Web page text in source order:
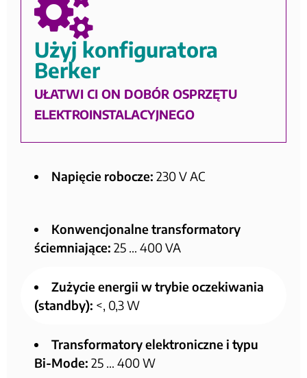
Użyj konfiguratora
Berker
UŁATWI CI ON DOBÓR OSPRZĘTU
ELEKTROINSTALACYJNEGO
Napięcie robocze: 230 V AC
Konwencjonalne transformatory
ściemniające: 25 … 400 VA
Zużycie energii w trybie oczekiwania
(standby): <, 0,3 W
Transformatory elektroniczne i typu
Bi-Mode: 25 … 400 W